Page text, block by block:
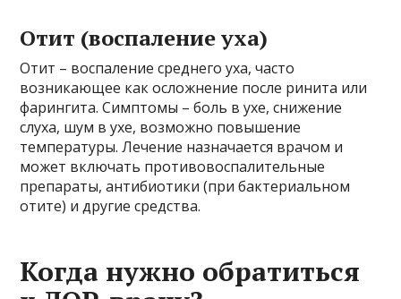
Отит (воспаление уха)
Отит – воспаление среднего уха, часто
возникающее как осложнение после ринита или
фарингита. Симптомы – боль в ухе, снижение
слуха, шум в ухе, возможно повышение
температуры. Лечение назначается врачом и
может включать противовоспалительные
препараты, антибиотики (при бактериальном
отите) и другие средства.
Когда нужно обратиться